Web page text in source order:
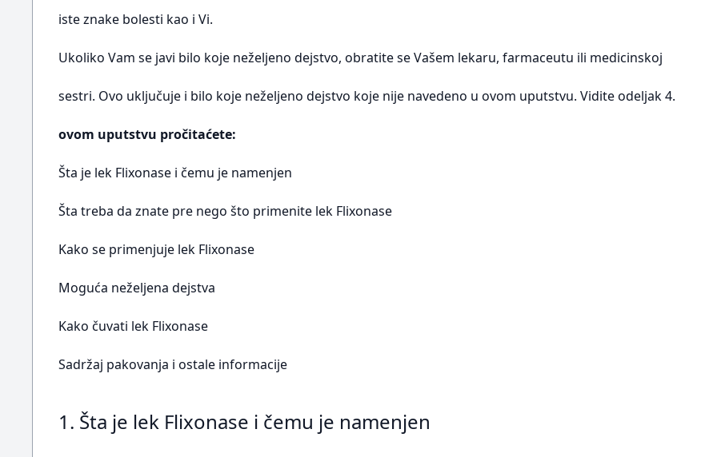
iste znake bolesti kao i Vi.
Ukoliko Vam se javi bilo koje neželjeno dejstvo, obratite se Vašem lekaru, farmaceutu ili medicinskoj
sestri. Ovo uključuje i bilo koje neželjeno dejstvo koje nije navedeno u ovom uputstvu. Vidite odeljak 4.
ovom uputstvu pročitaćete:
Šta je lek Flixonase i čemu je namenjen
Šta treba da znate pre nego što primenite lek Flixonase
Kako se primenjuje lek Flixonase
Moguća neželjena dejstva
Kako čuvati lek Flixonase
Sadržaj pakovanja i ostale informacije
1. Šta je lek Flixonase i čemu je namenjen